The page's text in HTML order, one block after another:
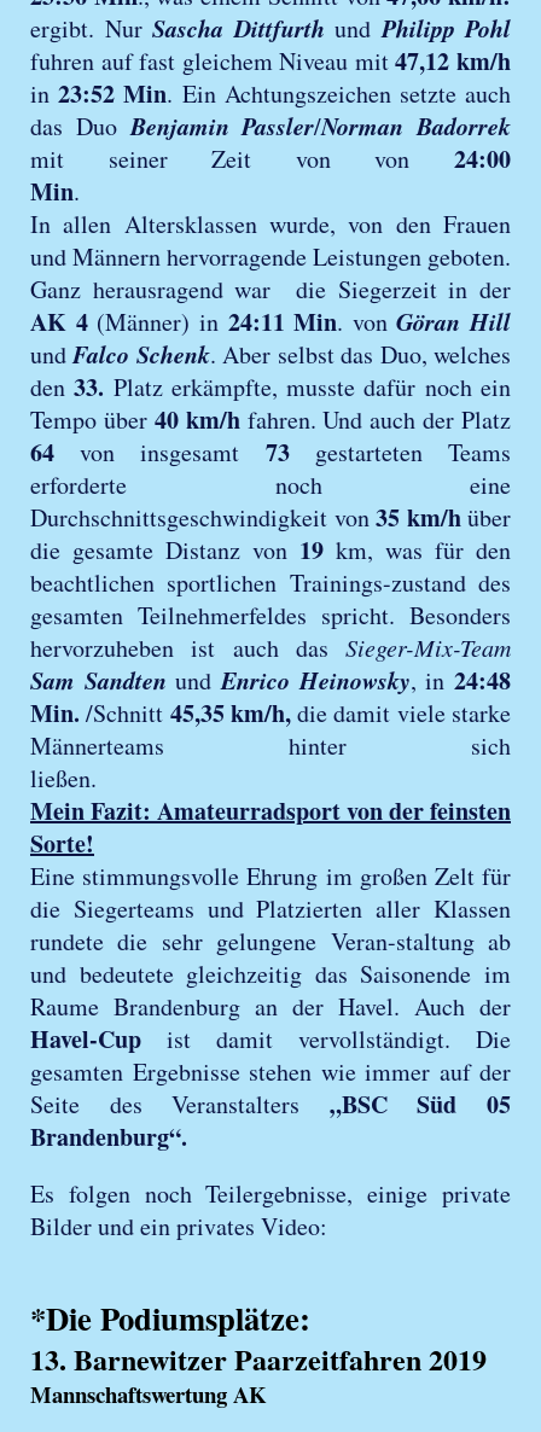
ergibt. Nur Sascha Dittfurth undPhilipp Pohl
fuhren auf fast gleichem Niveau mit47,12 km/h
in23:52 Min. Ein Achtungszeichen setzte auch
das DuoBenjamin Passler/Norman Badorrek
mit seiner Zeit von von 24:00
Min.
In allen Altersklassen wurde, von den Frauen
und Männern hervorragende Leistungen geboten.
Ganz herausragend war die Siegerzeit in der
AK 4(Männer) in 24:11 Min. vonGöran Hill
undFalco Schenk. Aber selbst das Duo, welches
den33. Platz erkämpfte, musste dafür noch ein
Tempo über 40 km/hfahren. Und auch der Platz
64 von insgesamt 73gestarteten Teams
erforderte noch eine
Durchschnittsgeschwindigkeit von35 km/hüber
die gesamte Distanz von 19 km, was für den
beachtlichen sportlichen Trainings-zustand des
gesamten Teilnehmerfeldes spricht. Besonders
hervorzuheben ist auch das Sieger-Mix-Team
Sam Sandten undEnrico Heinowsky, in24:48
Min. /Schnitt 45,35 km/h,die damit viele starke
Männerteams hinter sich
ließen.
Mein Fazit: Amateurradsport von der feinsten
Sorte!
Eine stimmungsvolle Ehrung im großen Zelt für
die Siegerteams und Platzierten aller Klassen
rundete die sehr gelungene Veran-staltung ab
und bedeutete gleichzeitig das Saisonende im
Raume Brandenburg an der Havel. Auch der
Havel-Cup ist damit vervollständigt. Die
gesamten Ergebnisse stehen wie immer auf der
Seite des Veranstalters „BSC Süd 05
Brandenburg“.
Es folgen noch Teilergebnisse, einige private
Bilder und ein privates Video:
*Die Podiumsplätze:
13. Barnewitzer Paarzeitfahren 2019
Mannschaftswertung AK